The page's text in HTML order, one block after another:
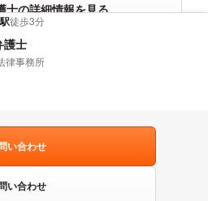
士の詳細情報を見る
徒歩3分
護士
律事務所
い合わせ
い合わせ